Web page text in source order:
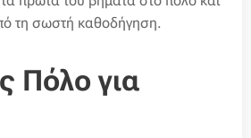
τη σωστή καθοδήγηση.
Πόλο για